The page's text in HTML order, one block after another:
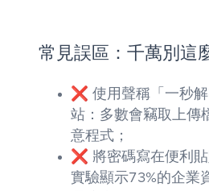
常見誤區：千萬別這
❌ 使用聲稱「一秒
站：多數會竊取上傳
意程式；
❌ 將密碼寫在便利貼
實驗顯示73%的企業